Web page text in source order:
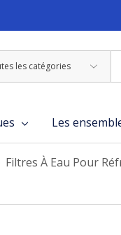
Les
Filtres À Eau Pour